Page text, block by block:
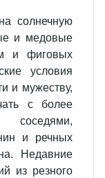
солнечную
и медовые
и фиговых
условия
и мужеству,
с более
и речных
Недавние
из резного